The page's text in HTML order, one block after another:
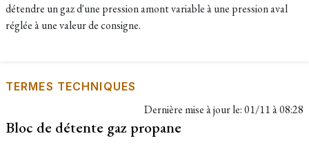
détendre un gaz d'une pression amont variable à une pression aval
réglée à une valeur de consigne.
TERMES TECHNIQUES
Dernière mise à jour le:01/11 à 08:28
Bloc de détente gaz propane